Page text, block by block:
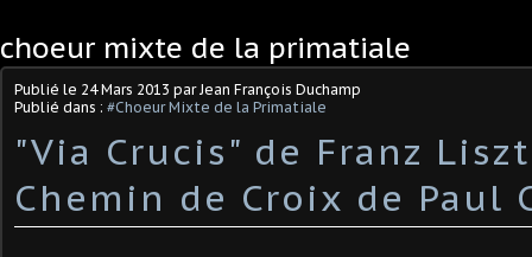
choeur mixte de la primatiale
Publié le 24 Mars 2013 par Jean François Duchamp
Publié dans : #Choeur Mixte de la Primatiale
"Via Crucis" de Franz
Chemin de Croix de Paul